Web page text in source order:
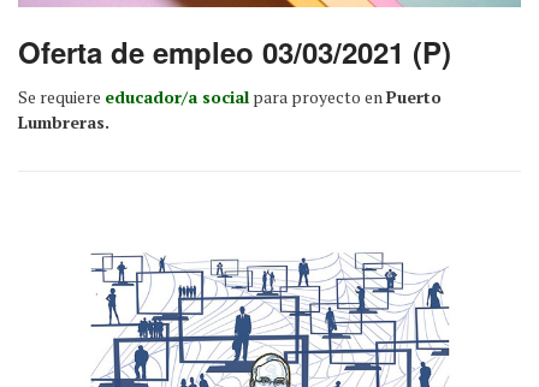
Oferta de empleo 03/03/2021 (P)
Se requiere educador/a social para proyecto enPuerto
Lumbreras.